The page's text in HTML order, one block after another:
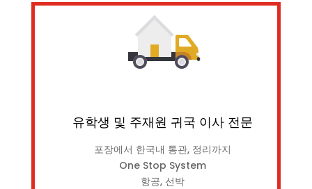
유학생 및 주재원 귀국 이사 전문
포장에서 한국내 통관, 정리까지
One Stop System
항공, 선박